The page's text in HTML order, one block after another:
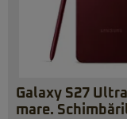
Galaxy S27
mare.